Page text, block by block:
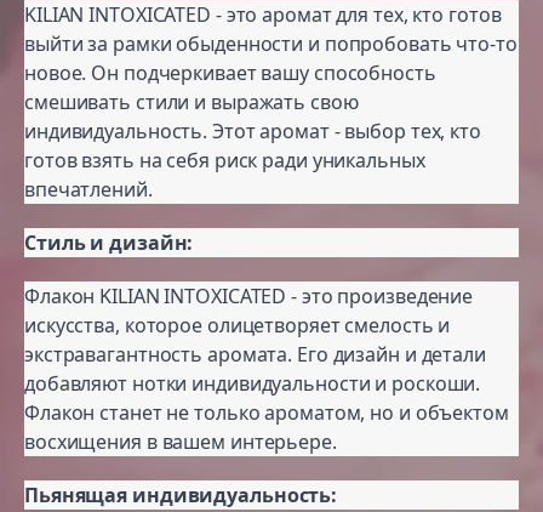
KILIAN INTOXICATED - это аромат для тех, кто готов
выйти за рамки обыденности и попробовать что-то
новое. Он подчеркивает вашу способность
смешивать стили и выражать свою
индивидуальность. Этот аромат - выбор тех, кто
готов взять на себя риск ради уникальных
впечатлений.
Стиль и дизайн:
Флакон KILIAN INTOXICATED - это произведение
искусства, которое олицетворяет смелость и
экстравагантность аромата. Его дизайн и детали
добавляют нотки индивидуальности и роскоши.
Флакон станет не только ароматом, но и объектом
восхищения в вашем интерьере.
Пьянящая индивидуальность: